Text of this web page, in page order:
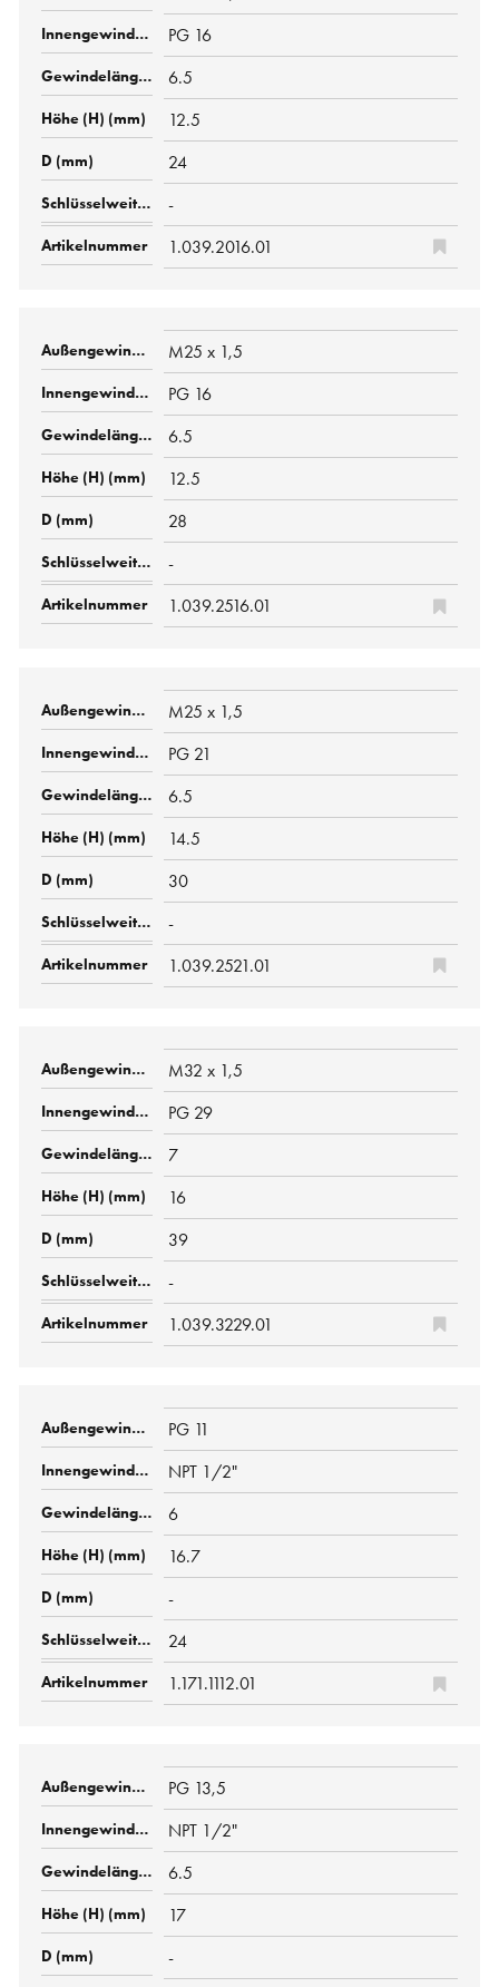
PG 16
6.5
12.5
24
-
1.039.2016.01
M25 x 1,5
PG 16
6.5
12.5
28
-
1.039.2516.01
M25 x 1,5
PG 21
6.5
14.5
30
-
1.039.2521.01
M32 x 1,5
PG 29
7
16
39
-
1.039.3229.01
PG 11
NPT 1/2"
6
16.7
-
24
1.171.1112.01
PG 13,5
NPT 1/2"
6.5
17
-